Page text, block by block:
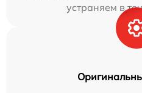
устраняем в